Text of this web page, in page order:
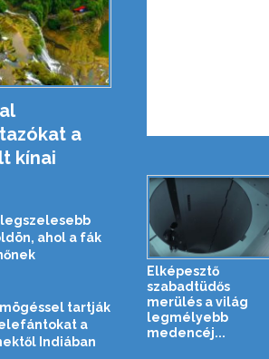
a
kínai
ahol a fák
tartják
a
Indiában
Elképesztő
szabadtüdős
merülés a világ
legmélyebb
medencéj...